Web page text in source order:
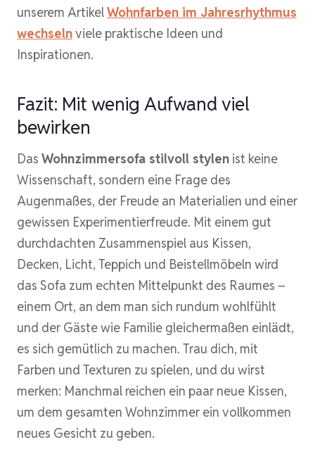
unserem ArtikelWohnfarben im Jahresrhythmus
wechselnviele praktische Ideen und
Inspirationen.
Fazit: Mit wenig Aufwand viel
bewirken
Das Wohnzimmersofa stilvoll stylen ist keine
Wissenschaft, sondern eine Frage des
Augenmaßes, der Freude an Materialien und einer
gewissen Experimentierfreude. Mit einem gut
durchdachten Zusammenspiel aus Kissen,
Decken, Licht, Teppich und Beistellmöbeln wird
das Sofa zum echten Mittelpunkt des Raumes –
einem Ort, an dem man sich rundum wohlfühlt
und der Gäste wie Familie gleichermaßen einlädt,
es sich gemütlich zu machen. Trau dich, mit
Farben und Texturen zu spielen, und du wirst
merken: Manchmal reichen ein paar neue Kissen,
um dem gesamten Wohnzimmer ein vollkommen
neues Gesicht zu geben.